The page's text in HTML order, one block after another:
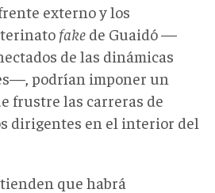
externo y los
fake de Guaidó —
de las dinámicas
podrían imponer un
frustre las carreras de
dirigentes en el interior del
que habrá